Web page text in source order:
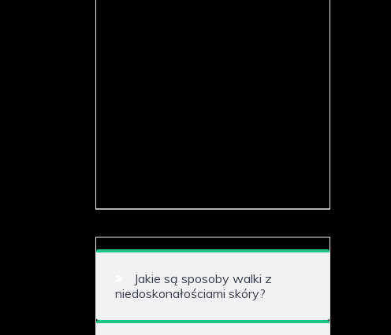
Jakie są sposoby walki z
niedoskonałościami skóry?